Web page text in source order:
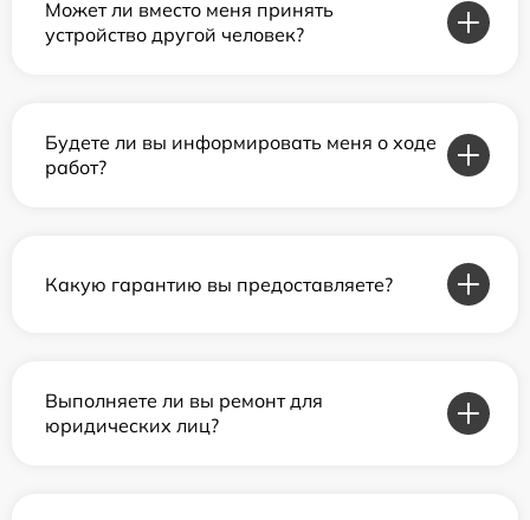
Может ли вместо меня принять
устройство другой человек?
Будете ли вы информировать меня о ходе
работ?
Какую гарантию вы предоставляете?
Выполняете ли вы ремонт для
юридических лиц?